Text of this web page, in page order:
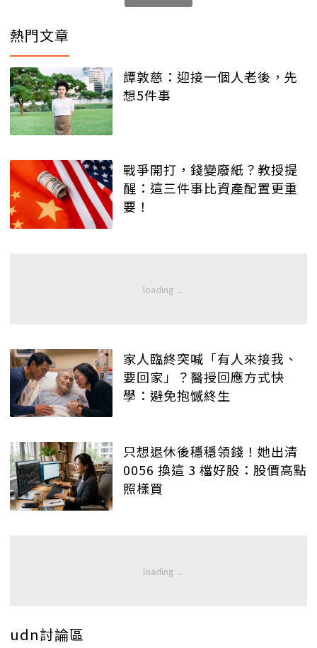
熱門文章
譚敦慈：迎接一個人老後，先
想5件事
戰爭開打，錢變廢紙？教授提
醒：這三件事比資產配置更重
要！
家人臨終突喊「有人來接我、
要回家」？醫授回應方式快
學：避免抱憾終生
只想退休後穩穩領錢！她出清
0056 換這 3 檔好股：股價高點
照樣買
udn討論區